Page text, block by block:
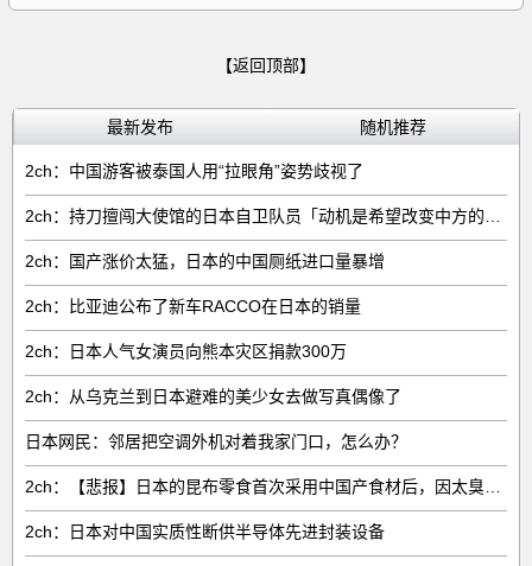
【返回顶部】
最新发布 随机推荐
2ch：中国游客被泰国人用“拉眼角”姿势歧视了
2ch：国产涨价太猛，日本的中国厕纸进口量暴增
2ch：比亚迪公布了新车RACCO在日本的销量
2ch：日本人气女演员向熊本灾区捐款300万
2ch：从乌克兰到日本避难的美少女去做写真偶像了
日本网民：邻居把空调外机对着我家门口，怎么办？
2ch：日本对中国实质性断供半导体先进封装设备